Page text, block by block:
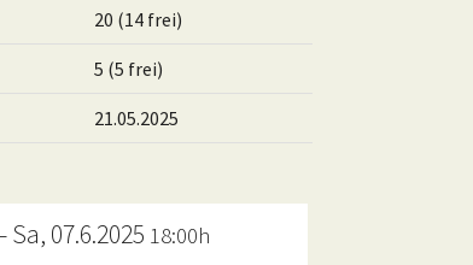
20 (14 frei)
5 (5 frei)
21.05.2025
Sa, 07.6.2025 18:00h